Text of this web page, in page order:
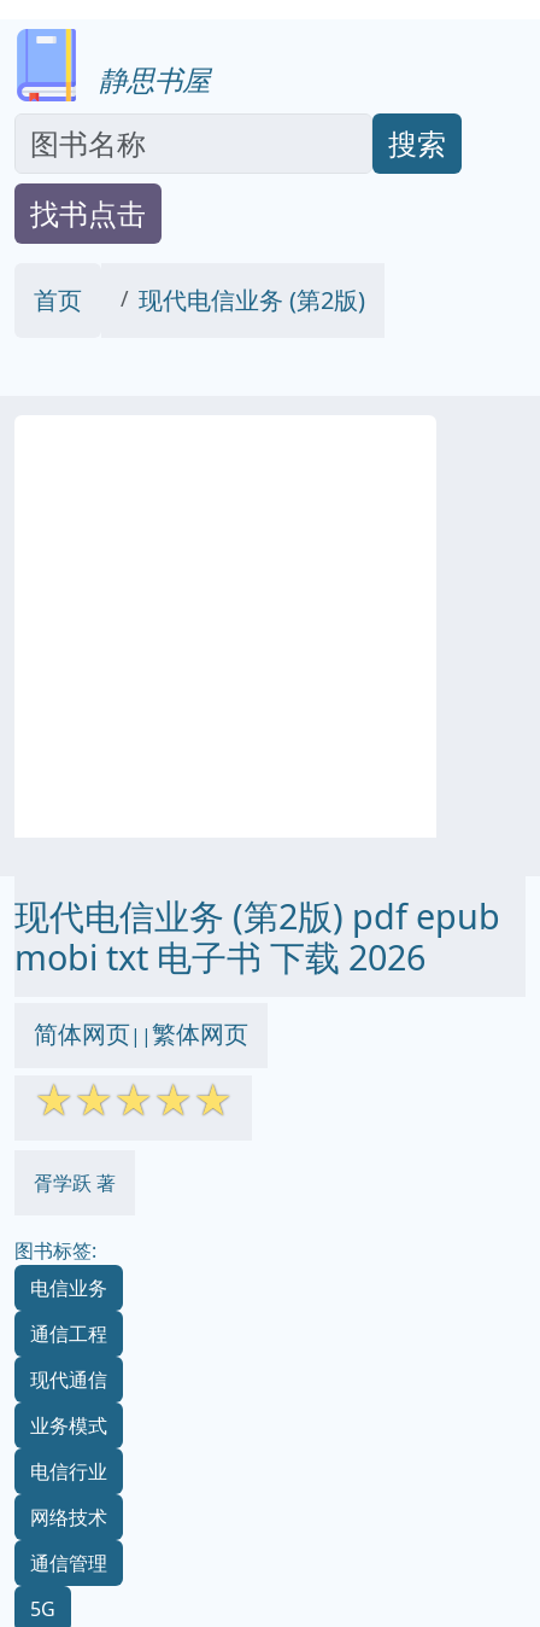
静思书屋
搜索
找书点击
首页 现代电信业务 (第2版)
现代电信业务 (第2版) pdf epub
mobi txt 电子书 下载 2026
简体网页||繁体网页
☆☆☆☆☆
胥学跃 著
图书标签:
电信业务
通信工程
现代通信
业务模式
电信行业
网络技术
通信管理
5G